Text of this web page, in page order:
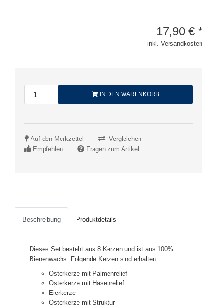
17,90 € *
inkl. Versandkosten
IN DEN WARENKORB
Auf den Merkzettel
Vergleichen
Empfehlen
Fragen zum Artikel
Beschreibung Produktdetails
Dieses Set besteht aus 8 Kerzen und ist aus 100%
Bienenwachs. Folgende Kerzen sind erhalten:
Osterkerze mit Palmenrelief
Osterkerze mit Hasenrelief
Eierkerze
Osterkerze mit Struktur